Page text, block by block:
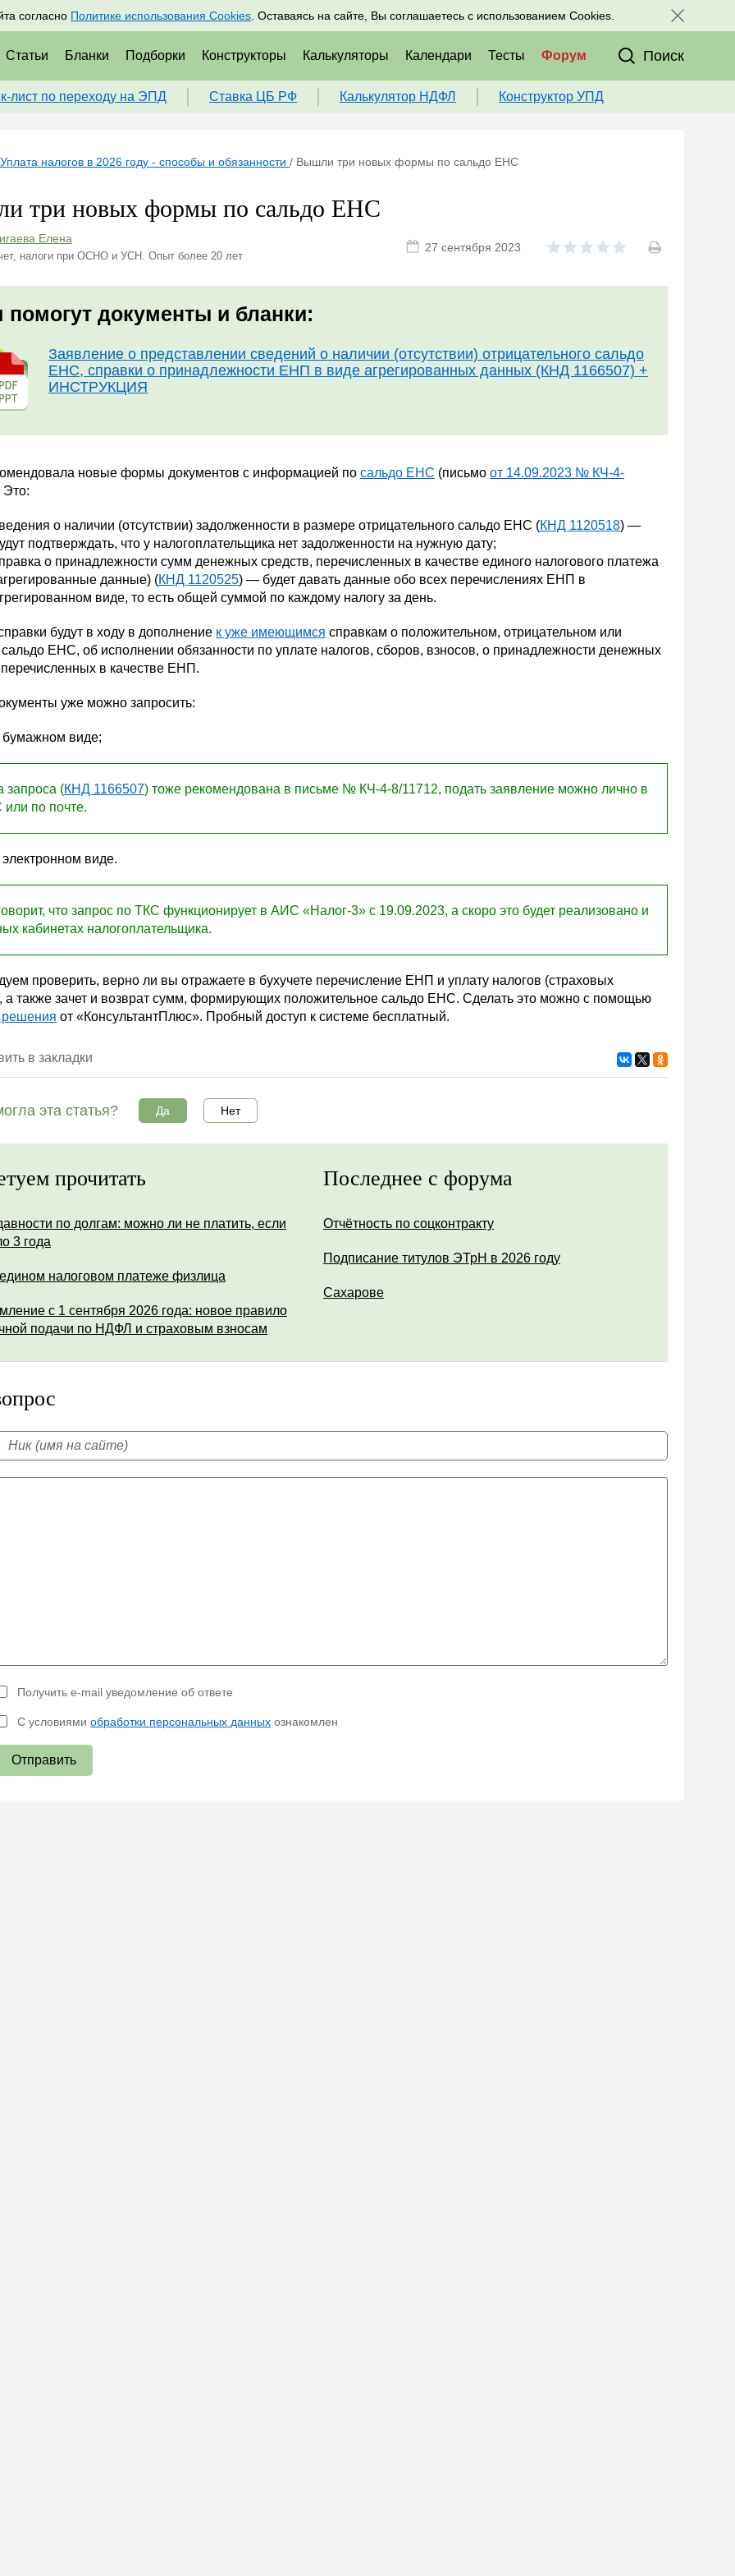
согласно Политике использования Cookies . Оставаясь на сайте, Вы соглашаетесь с использованием Cookies.
Подписаться Присоединяйтесь к нам в соц. сетях:
Статьи Бланки Подборки Конструкторы Калькуляторы Календари Тесты Форум Поиск
лист по переходу на ЭПД Ставка ЦБ РФ Калькулятор НДФЛ Конструктор УПД
Уплата налогов в 2026 году - способы и обязанности / Вышли три новых формы по сальдо ЕНС
три новых формы по сальдо ЕНС
Елена
налоги при ОСНО и УСН. Опыт более 20 лет
27 сентября 2023
помогут документы и бланки:
Заявление о представлении сведений о наличии (отсутствии) отрицательного сальдо
ЕНС, справки о принадлежности ЕНП в виде агрегированных данных (КНД 1166507) +
ИНСТРУКЦИЯ
новые формы документов с информацией по сальдо ЕНС (письмо от 14.09.2023 № КЧ-4-
Это:
о наличии (отсутствии) задолженности в размере отрицательного сальдо ЕНС (КНД 1120518) —
подтверждать, что у налогоплательщика нет задолженности на нужную дату;
о принадлежности сумм денежных средств, перечисленных в качестве единого налогового платежа
данные) (КНД 1120525) — будет давать данные обо всех перечислениях ЕНП в
виде, то есть общей суммой по каждому налогу за день.
будут в ходу в дополнение к уже имеющимся справкам о положительном, отрицательном или
ЕНС, об исполнении обязанности по уплате налогов, сборов, взносов, о принадлежности денежных
перечисленных в качестве ЕНП.
уже можно запросить:
бумажном виде;
запроса (КНД 1166507) тоже рекомендована в письме № КЧ-4-8/11712, подать заявление можно лично в
по почте.
электронном виде.
что запрос по ТКС функционирует в АИС «Налог-3» с 19.09.2023, а скоро это будет реализовано и
кабинетах налогоплательщика.
проверить, верно ли вы отражаете в бухучете перечисление ЕНП и уплату налогов (страховых
а также зачет и возврат сумм, формирующих положительное сальдо ЕНС. Сделать это можно с помощью
решения от «КонсультантПлюс». Пробный доступ к системе бесплатный.
в закладки
эта статья? Да Нет
прочитать
по долгам: можно ли не платить, если
3 года
налоговом платеже физлица
с 1 сентября 2026 года: новое правило
подачи по НДФЛ и страховым взносам
Последнее с форума
Отчётность по соцконтракту
Подписание титулов ЭТрН в 2026 году
Сахарове
Получить e-mail уведомление об ответе
С условиями обработки персональных данных ознакомлен
Отправить